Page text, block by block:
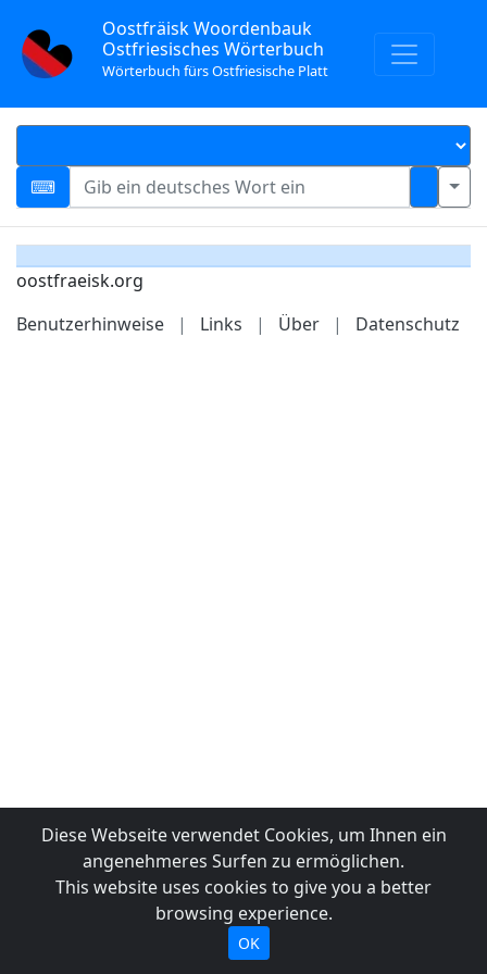
Oostfräisk Woordenbauk
Ostfriesisches Wörterbuch
Wörterbuch fürs Ostfriesische Platt
oostfraeisk.org
Benutzerhinweise
| Links | Über | Datenschutz
Diese Webseite verwendet Cookies, um Ihnen ein
angenehmeres Surfen zu ermöglichen.
This website uses cookies to give you a better
browsing experience.
OK